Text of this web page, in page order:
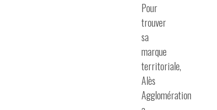
Pour
trouver
sa
marque
territoriale,
Alès
Agglomération